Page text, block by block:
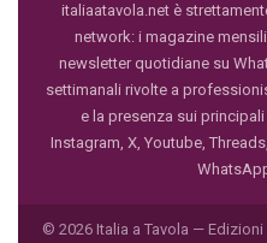
italiaatavola.net è
network: i magazine mensili
newsletter quotidiane su
settimanali rivolte a
e la presenza sui
Instagram, X, Youtube,
© 2026 Italia a Tavola —